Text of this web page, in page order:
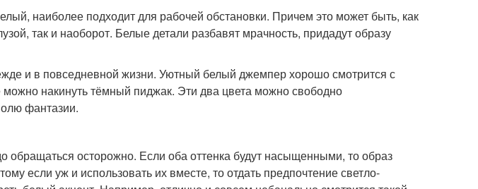
наиболее подходит для рабочей обстановки. Причем это может быть, как
так и наоборот. Белые детали разбавят мрачность, придадут образу
и в повседневной жизни. Уютный белый джемпер хорошо смотрится с
накинуть тёмный пиджак. Эти два цвета можно свободно
фантазии.
обращаться осторожно. Если оба оттенка будут насыщенными, то образ
если уж и использовать их вместе, то отдать предпочтение светло-